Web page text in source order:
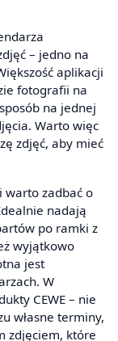
– jedno na
aplikacji
fotografii na
na jednej
Warto więc
zdjęć, aby mieć
warto zadbać o
nadają
po ramki z
wyjątkowo
jest
W
CEWE – nie
własne terminy,
zdjęciem, które